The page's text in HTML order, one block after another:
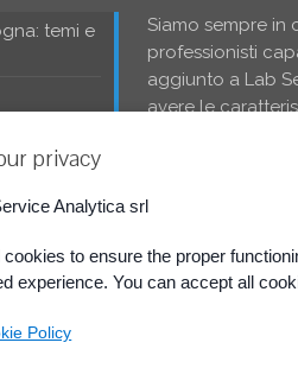
temi e
Secondo
Siamo sempre in
professionisti
aggiunto a Lab
avere le
privacy
Analytica srl
to ensure the proper
experience. You can accept all
Policy